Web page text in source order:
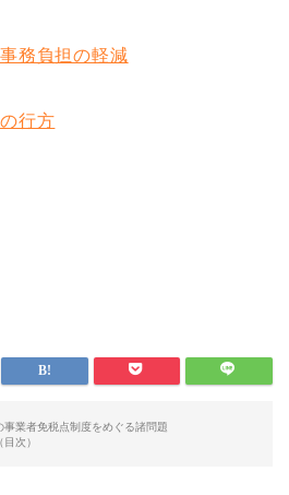
務負担の軽減
行方
事業者免税点制度をめぐる諸問題
次）